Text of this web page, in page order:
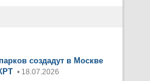
создадут в Москве
• 18.07.2026